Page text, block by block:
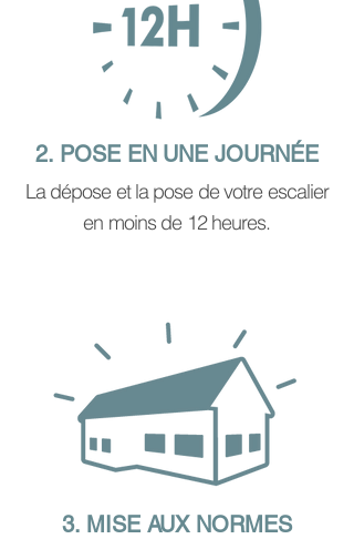
2. POSE EN UNE JOURNÉE
La dépose et la pose de votre escalier
en moins de 12 heures.
3. MISE AUX NORMES